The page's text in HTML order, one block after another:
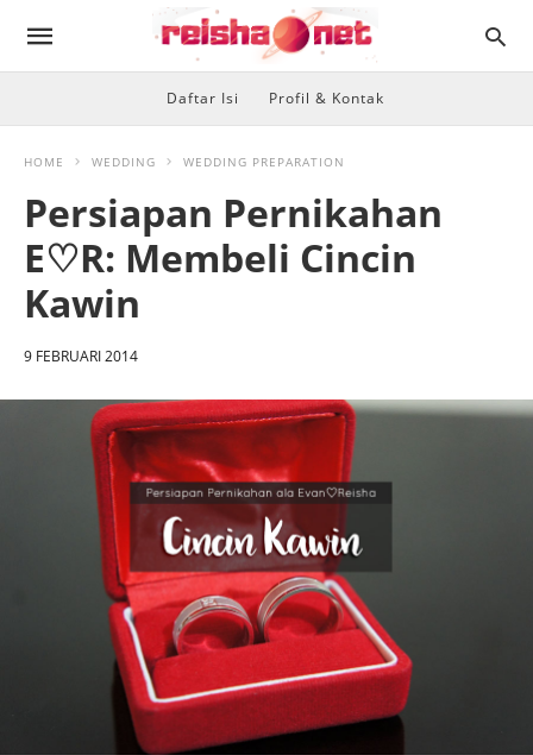
Daftar Isi Profil & Kontak
HOME WEDDING WEDDING PREPARATION
Persiapan Pernikahan
E♡R: Membeli Cincin
Kawin
9 FEBRUARI 2014